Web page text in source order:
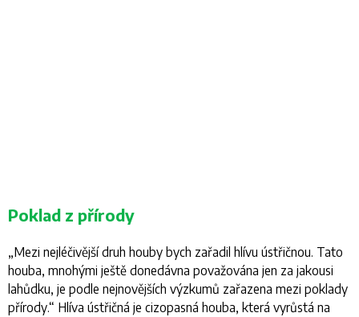
Poklad z přírody
„Mezi nejléčivější druh houby bych zařadil hlívu ústřičnou. Tato
houba, mnohými ještě donedávna považována jen za jakousi
lahůdku, je podle nejnovějších výzkumů zařazena mezi poklady
přírody.“ Hlíva ústřičná je cizopasná houba, která vyrůstá na